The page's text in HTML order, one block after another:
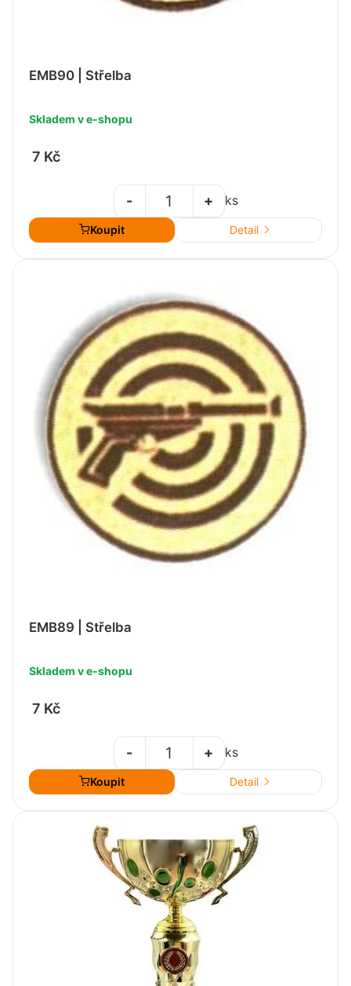
EMB90 | Střelba
Skladem v e-shopu
7 Kč
+
- ks
Koupit Detail
EMB89 | Střelba
Skladem v e-shopu
7 Kč
+
- ks
Koupit Detail